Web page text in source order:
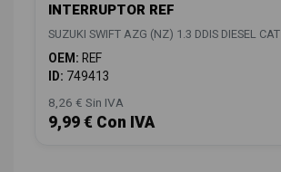
INTERRUPTOR REF
SUZUKI SWIFT AZG (NZ) 1.3 DDIS DIESEL CAT
OEM: REF
ID: 749413
8,26 € Sin IVA
9,99 € Con IVA